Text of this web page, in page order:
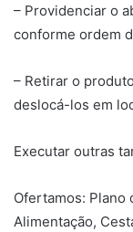
– Providenciar o
conforme ordem
– Retirar o
deslocá-los em
Executar outras
Ofertamos: Plano
Alimentação,